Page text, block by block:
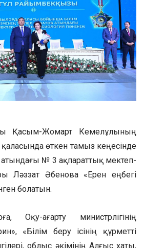
Қасым-Жомарт Кемелұлының
өткен тамыз кеңесінде
№ 3 ақпараттық мектеп-
Ләззат Әбенова «Ерен еңбегі
болатын.
Оқу-ағарту министрлігінің
«Білім беру ісінің құрметті
облыс әкімінің Алғыс хаты,